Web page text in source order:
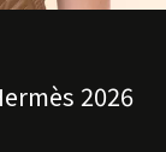
2026